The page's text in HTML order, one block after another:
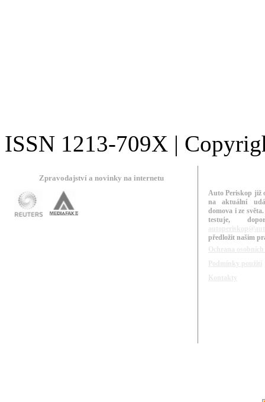
ISSN 1213-709X |
Zpravodajství a novinky na internetu
Auto Periskop již
na aktuální
domova i ze
testuje,
předložit našim